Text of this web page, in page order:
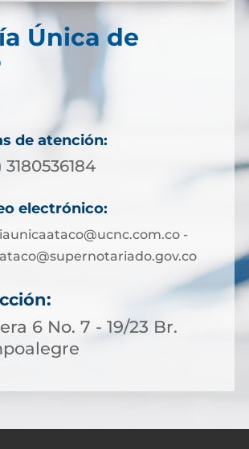
Única de
de atención:
3180536184
electrónico:
-
6 No. 7 - 19/23 Br.